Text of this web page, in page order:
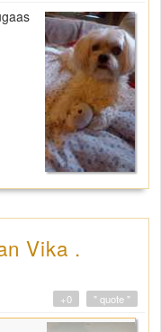
Vika .
" quote "
+0